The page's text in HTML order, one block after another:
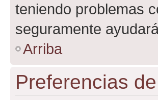
teniendo problemas
seguramente
Arriba
Preferencias